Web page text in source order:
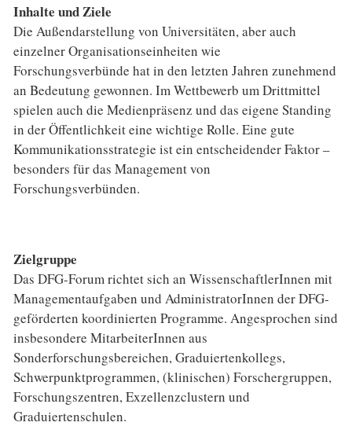
Inhalte und Ziele
Die Außendarstellung von Universitäten, aber auch
einzelner Organisationseinheiten wie
Forschungsverbünde hat in den letzten Jahren zunehmend
an Bedeutung gewonnen. Im Wettbewerb um Drittmittel
spielen auch die Medienpräsenz und das eigene Standing
in der Öffentlichkeit eine wichtige Rolle. Eine gute
Kommunikationsstrategie ist ein entscheidender Faktor –
besonders für das Management von
Forschungsverbünden.
Zielgruppe
Das DFG-Forum richtet sich an WissenschaftlerInnen mit
Managementaufgaben und AdministratorInnen der DFG-
geförderten koordinierten Programme. Angesprochen sind
insbesondere MitarbeiterInnen aus
Sonderforschungsbereichen, Graduiertenkollegs,
Schwerpunktprogrammen, (klinischen) Forschergruppen,
Forschungszentren, Exzellenzclustern und
Graduiertenschulen.